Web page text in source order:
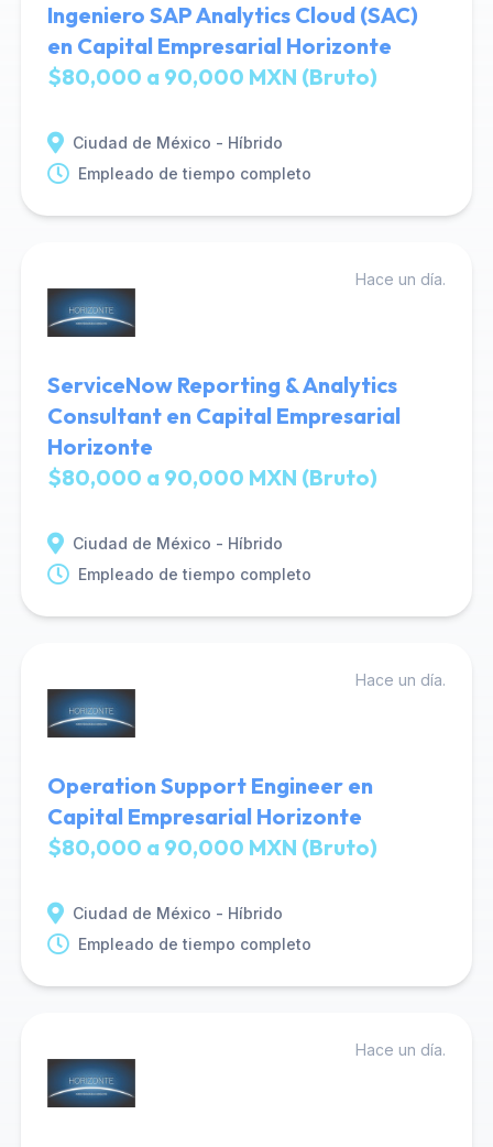
Ingeniero SAP Analytics Cloud (SAC)
en Capital Empresarial Horizonte
$80,000 a 90,000 MXN (Bruto)
Ciudad de México - Híbrido
Empleado de tiempo completo
Hace un día.
ServiceNow Reporting & Analytics
Consultant en Capital Empresarial
Horizonte
$80,000 a 90,000 MXN (Bruto)
Ciudad de México - Híbrido
Empleado de tiempo completo
Hace un día.
Operation Support Engineer en
Capital Empresarial Horizonte
$80,000 a 90,000 MXN (Bruto)
Ciudad de México - Híbrido
Empleado de tiempo completo
Hace un día.